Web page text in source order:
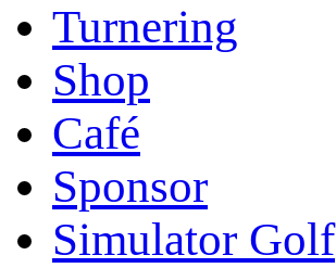
Turnering
Shop
Café
Sponsor
Simulator Golf